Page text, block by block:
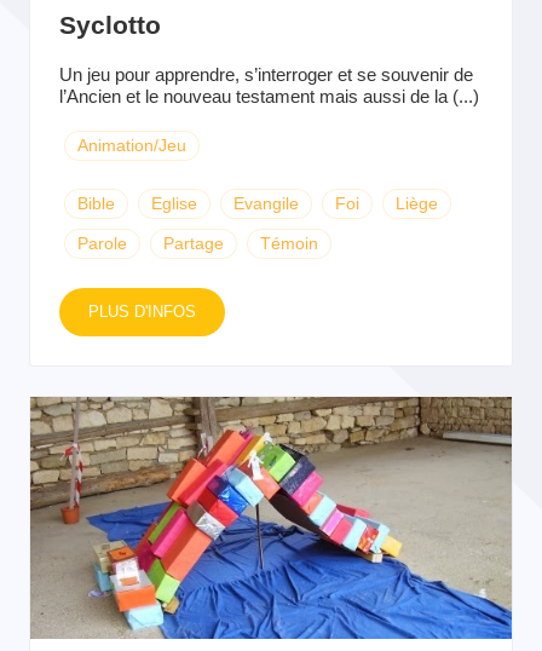
Syclotto
Un jeu pour apprendre, s’interroger et se souvenir de
l’Ancien et le nouveau testament mais aussi de la (...)
Animation/Jeu
Bible Eglise Evangile Foi Liège
Parole Partage Témoin
PLUS D'INFOS